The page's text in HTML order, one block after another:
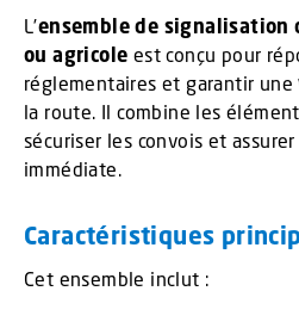
L’ensemble de signalisation
ou agricole est conçu pour
réglementaires et garantir une
la route. Il combine les
sécuriser les convois et
immédiate.
Caractéristiques
Cet ensemble inclut :